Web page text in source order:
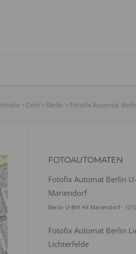
> Orte > Berlin > Fotofix Automat
FOTOAUTOMATEN
Fotofix Automat Berlin
Mariendorf
Berlin U-Bhf Alt Mariendorf ·
Fotofix Automat Berlin
Lichterfelde